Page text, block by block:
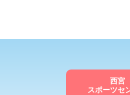
西宮
スポーツセ